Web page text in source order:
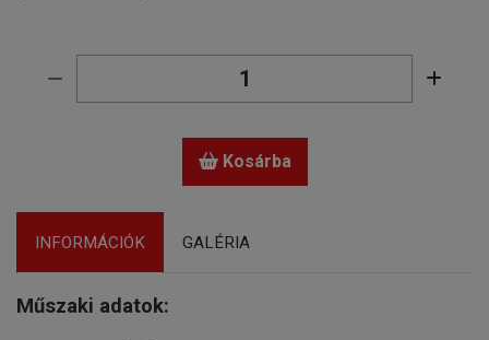
Kosárba
INFORMÁCIÓK GALÉRIA
Műszaki adatok: